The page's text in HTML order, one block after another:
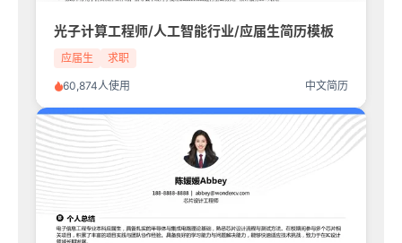
光子计算工程师/人工智能行业/应届生简历模板
应届生 求职
60,874人使用 中文简历